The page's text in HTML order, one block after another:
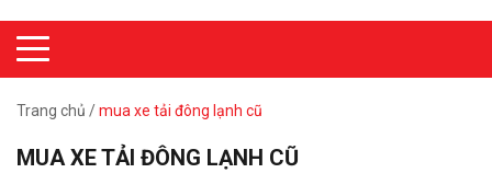
Trang chủ /mua xe tải đông lạnh cũ
MUA XE TẢI ĐÔNG LẠNH CŨ